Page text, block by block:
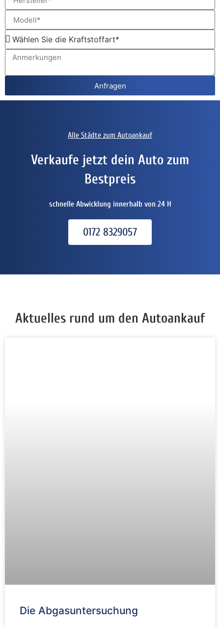
Anfragen
Alle Städte zum Autoankauf
Verkaufe jetzt dein Auto zum
Bestpreis
schnelle Abwicklung innerhalb von 24 H
0172 8329057
Aktuelles rund um den Autoankauf
Die Abgasuntersuchung